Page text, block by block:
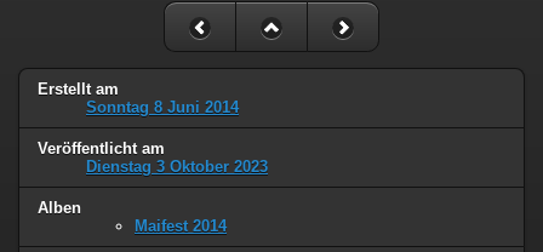
Erstellt am
Sonntag 8 Juni 2014
Veröffentlicht am
Dienstag 3 Oktober 2023
Alben
Maifest 2014